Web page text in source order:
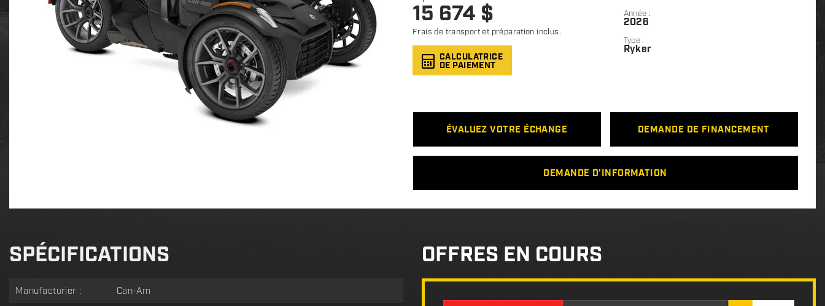
15 674 $
Frais de transport et préparation inclus.
CALCULATRICE
DE PAIEMENT
Année :
2026
Type :
Ryker
ÉVALUEZ VOTRE ÉCHANGE DEMANDE DE FINANCEMENT
DEMANDE D'INFORMATION
SPÉCIFICATIONS
Manufacturier :
Can-Am
OFFRES EN COURS